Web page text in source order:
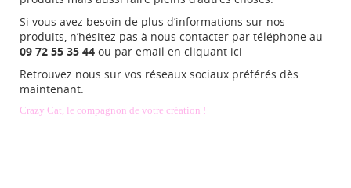
Si vous avez besoin de plus d’informations sur nos
produits, n’hésitez pas à nous contacter par téléphone au
09 72 55 35 44 ou par email en cliquant ici
Retrouvez nous sur vos réseaux sociaux préférés dès
maintenant.
Crazy Cat, le compagnon de votre création !